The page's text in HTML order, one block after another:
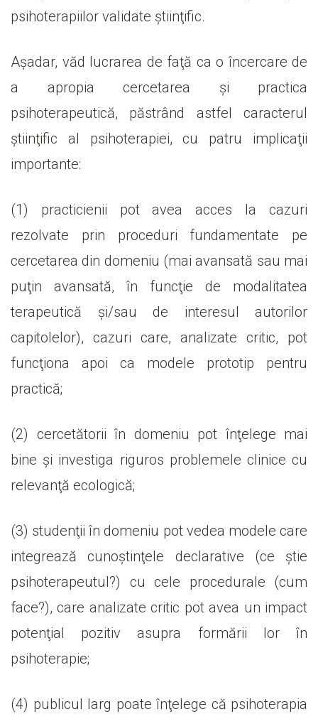
psihoterapiilor validate ştiinţific.
Aşadar, văd lucrarea de faţă ca o încercare de
a apropia cercetarea şi practica
psihoterapeutică, păstrând astfel caracterul
ştiinţific al psihoterapiei, cu patru implicaţii
importante:
(1) practicienii pot avea acces la cazuri
rezolvate prin proceduri fundamentate pe
cercetarea din domeniu (mai avansată sau mai
puţin avansată, în funcţie de modalitatea
terapeutică şi/sau de interesul autorilor
capitolelor), cazuri care, analizate critic, pot
funcţiona apoi ca modele prototip pentru
practică;
(2) cercetătorii în domeniu pot înţelege mai
bine şi investiga riguros problemele clinice cu
relevanţă ecologică;
(3) studenţii în domeniu pot vedea modele care
integrează cunoştinţele declarative (ce ştie
psihoterapeutul?) cu cele procedurale (cum
face?), care analizate critic pot avea un impact
potenţial pozitiv asupra formării lor în
psihoterapie;
(4) publicul larg poate înţelege că psihoterapia